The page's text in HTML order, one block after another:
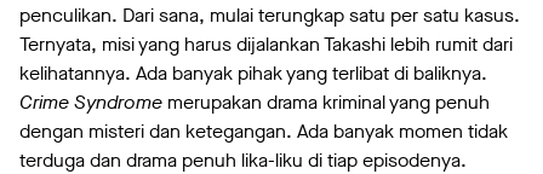
penculikan. Dari sana, mulai terungkap satu per satu kasus.
Ternyata, misi yang harus dijalankan Takashi lebih rumit dari
kelihatannya. Ada banyak pihak yang terlibat di baliknya.
Crime Syndrome merupakan drama kriminal yang penuh
dengan misteri dan ketegangan. Ada banyak momen tidak
terduga dan drama penuh lika-liku di tiap episodenya.